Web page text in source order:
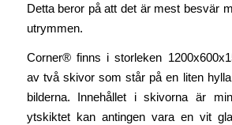
Detta beror på att det är mest besvär
utrymmen.
Corner® finns i storleken
av två skivor som står på en liten
bilderna. Innehållet i skivorna är
ytskiktet kan antingen vara en vit